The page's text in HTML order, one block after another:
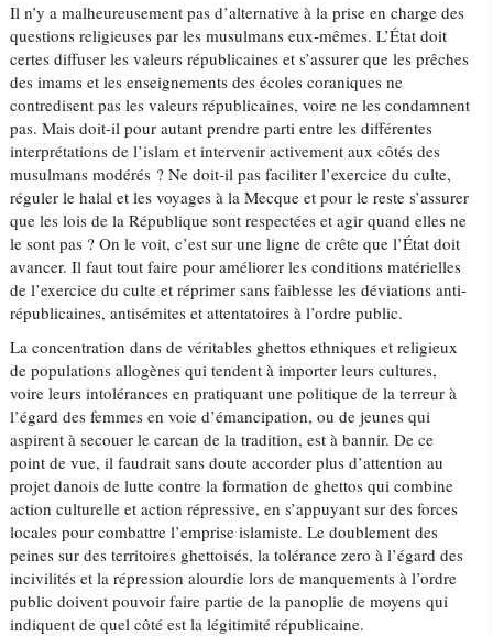
Il n’y a malheureusement pas d’alternative à la prise en charge des
questions religieuses par les musulmans eux-mêmes. L’État doit
certes diffuser les valeurs républicaines et s’assurer que les prêches
des imams et les enseignements des écoles coraniques ne
contredisent pas les valeurs républicaines, voire ne les condamnent
pas. Mais doit-il pour autant prendre parti entre les différentes
interprétations de l’islam et intervenir activement aux côtés des
musulmans modérés ? Ne doit-il pas faciliter l’exercice du culte,
réguler le halal et les voyages à la Mecque et pour le reste s’assurer
que les lois de la République sont respectées et agir quand elles ne
le sont pas ? On le voit, c’est sur une ligne de crête que l’État doit
avancer. Il faut tout faire pour améliorer les conditions matérielles
de l’exercice du culte et réprimer sans faiblesse les déviations anti-
républicaines, antisémites et attentatoires à l’ordre public.
La concentration dans de véritables ghettos ethniques et religieux
de populations allogènes qui tendent à importer leurs cultures,
voire leurs intolérances en pratiquant une politique de la terreur à
l’égard des femmes en voie d’émancipation, ou de jeunes qui
aspirent à secouer le carcan de la tradition, est à bannir. De ce
point de vue, il faudrait sans doute accorder plus d’attention au
projet danois de lutte contre la formation de ghettos qui combine
action culturelle et action répressive, en s’appuyant sur des forces
locales pour combattre l’emprise islamiste. Le doublement des
peines sur des territoires ghettoisés, la tolérance zero à l’égard des
incivilités et la répression alourdie lors de manquements à l’ordre
public doivent pouvoir faire partie de la panoplie de moyens qui
indiquent de quel côté est la légitimité républicaine.